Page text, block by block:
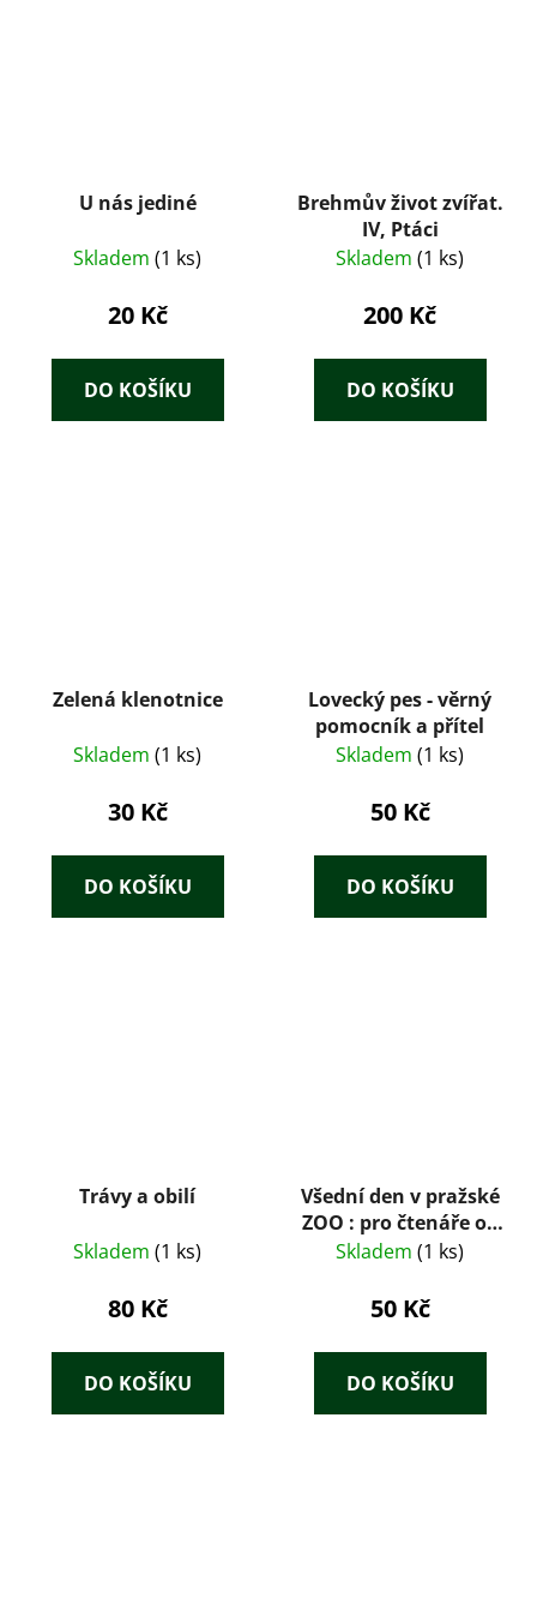
U nás jediné
Skladem (1 ks)
20 Kč
DO KOŠÍKU
Brehmův život zvířat.
IV, Ptáci
Skladem (1 ks)
200 Kč
DO KOŠÍKU
Zelená klenotnice
Skladem (1 ks)
30 Kč
DO KOŠÍKU
Lovecký pes - věrný
pomocník a přítel
Skladem (1 ks)
50 Kč
DO KOŠÍKU
Trávy a obilí
Skladem (1 ks)
80 Kč
DO KOŠÍKU
Všední den v pražské
ZOO : pro čtenáře od
9 let
Skladem (1 ks)
50 Kč
DO KOŠÍKU